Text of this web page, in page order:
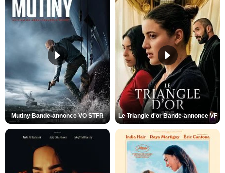
Mutiny Bande-annonce VO STFR Le Triangle d'or Bande-annonce VF